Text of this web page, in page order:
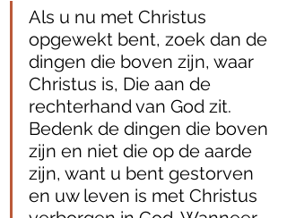
Als u nu met Christus
opgewekt bent, zoek dan de
dingen die boven zijn, waar
Christus is, Die aan de
rechterhand van God zit.
Bedenk de dingen die boven
zijn en niet die op de aarde
zijn, want u bent gestorven
en uw leven is met Christus